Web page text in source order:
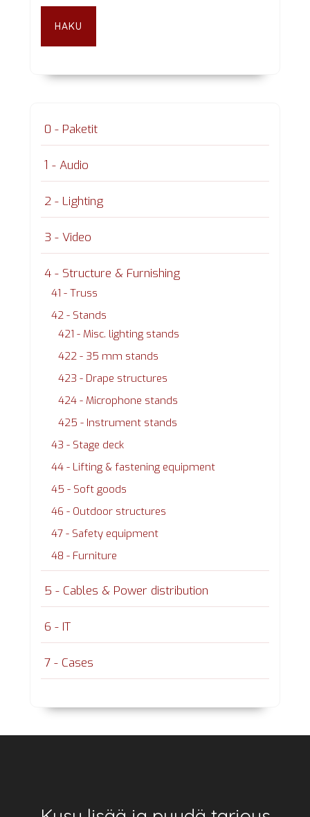
HAKU
0 - Paketit
1 - Audio
2 - Lighting
3 - Video
4 - Structure & Furnishing
41 - Truss
42 - Stands
421 - Misc. lighting stands
422 - 35 mm stands
423 - Drape structures
424 - Microphone stands
425 - Instrument stands
43 - Stage deck
44 - Lifting & fastening equipment
45 - Soft goods
46 - Outdoor structures
47 - Safety equipment
48 - Furniture
5 - Cables & Power distribution
6 - IT
7 - Cases